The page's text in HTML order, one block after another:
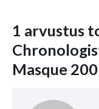
1 arvustus
Masque